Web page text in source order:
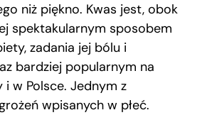
niż piękno. Kwas jest, obok
spektakularnym sposobem
zadania jej bólu i
bardziej popularnym na
i w Polsce. Jednym z
wpisanych w płeć.